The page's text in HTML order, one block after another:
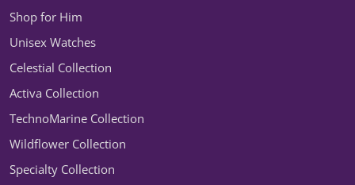
Shop for Him
Unisex Watches
Celestial Collection
Activa Collection
TechnoMarine Collection
Wildflower Collection
Specialty Collection